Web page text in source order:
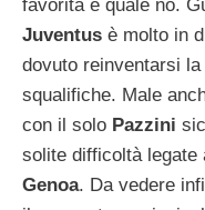
favorita e quale no.
Juventus è molto in
dovuto reinventarsi
squalifiche. Male
con il solo Pazzini
solite difficoltà legate
Genoa. Da vedere